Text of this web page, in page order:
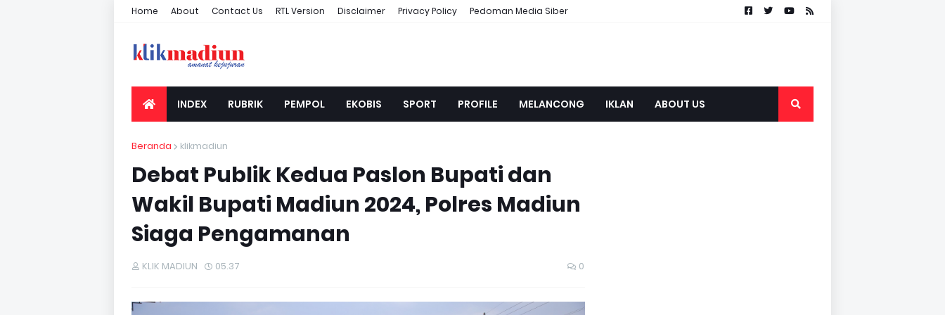
Home About Contact Us RTL Version Disclaimer Privacy Policy Pedoman Media Siber
INDEX RUBRIK PEMPOL EKOBIS SPORT PROFILE MELANCONG IKLAN ABOUT US
Beranda klikmadiun
Debat Publik Kedua Paslon Bupati dan
Wakil Bupati Madiun 2024, Polres Madiun
Siaga Pengamanan
KLIK MADIUN 05.37 0